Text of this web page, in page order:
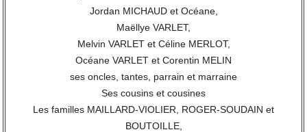
Jordan MICHAUD et Océane,
Maëllye VARLET,
Melvin VARLET et Céline MERLOT,
Océane VARLET et Corentin MELIN
ses oncles, tantes, parrain et marraine
Ses cousins et cousines
Les familles MAILLARD-VIOLIER, ROGER-SOUDAIN et
BOUTOILLE,